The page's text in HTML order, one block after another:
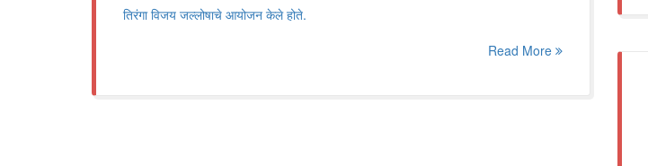
तिरंगा विजय जल्लोषाचे आयोजन केले होते.
Read More